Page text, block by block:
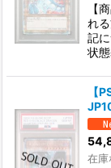
【
れ
記
状
【
在庫